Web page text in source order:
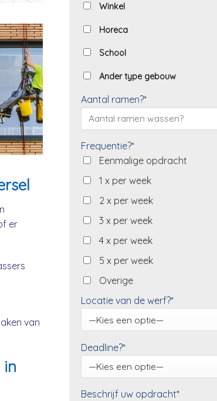
er
van
in
Winkel
Horeca
School
Ander type gebouw
Aantal ramen?*
Frequentie?*
Eenmalige opdracht
1 x per week
2 x per week
3 x per week
4 x per week
5 x per week
Overige
Locatie van de werf?*
Deadline?*
Beschrijf uw opdracht*